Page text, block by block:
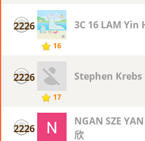
2226
16
3C 16 LAM Yin
2226
17
Stephen Krebs
2226
NGAN SZE
欣